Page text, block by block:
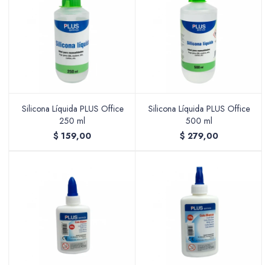
Silicona Líquida PLUS Office
250 ml
$ 159,00
Silicona Líquida PLUS Office
500 ml
$ 279,00